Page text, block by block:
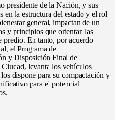
presidente de la Nación, y sus
en la estructura del estado y el rol
general, impactan de un
y principios que orientan las
predio. En tanto, por acuerdo
el Programa de
y Disposición Final de
levanta los vehículos
dispone para su compactación y
para el potencial